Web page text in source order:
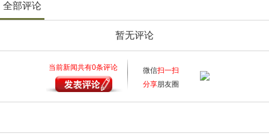
全部评论
暂无评论
当前新闻共有0条评论 微信扫一扫
分享朋友圈